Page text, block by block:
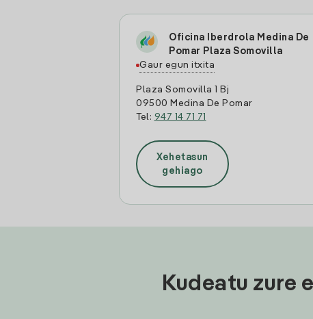
Oficina Iberdrola Medina De
Pomar Plaza Somovilla
Gaur egun itxita
Plaza Somovilla 1 Bj
09500 Medina De Pomar
Tel: 947 14 71 71
Xehetasun
gehiago
Kudeatu zure